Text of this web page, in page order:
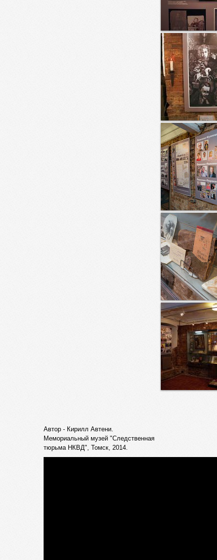
Автор - Кирилл Автени.
Мемориальный музей "Следственная
тюрьма НКВД", Томск, 2014.